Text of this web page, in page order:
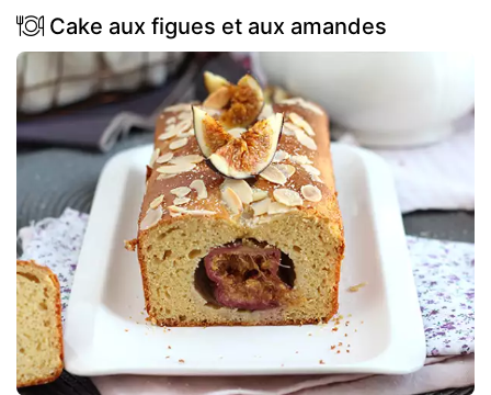
Cake aux figues et aux amandes